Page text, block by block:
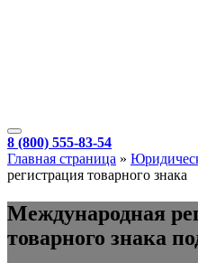
8 (800) 555-83-54
Главная страница »
регистрация товарного знака
Международная
товарного знака